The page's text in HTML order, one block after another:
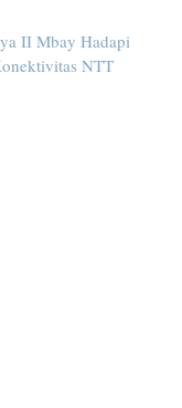
II Mbay Hadapi
NTT